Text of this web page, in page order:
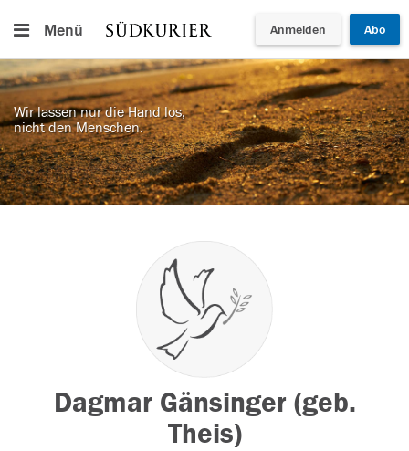
Menü Anmelden Abo
Wir lassen nur die Hand los,
nicht den Menschen.
Dagmar Gänsinger (geb.
Theis)